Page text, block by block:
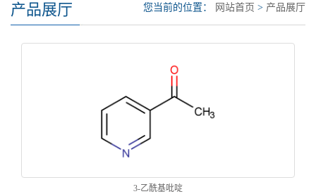
产品展厅 您当前的位置： 网站首页 > 产品展厅
3-乙酰基吡啶